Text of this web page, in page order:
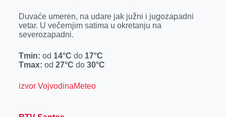
Duvaće umeren, na udare jak južni i jugozapadni
vetar. U večernjim satima u okretanju na
severozapadni.
Tmin: od 14°C do 17°C
Tmax: od 27°C do 30°C
izvor VojvodinaMeteo